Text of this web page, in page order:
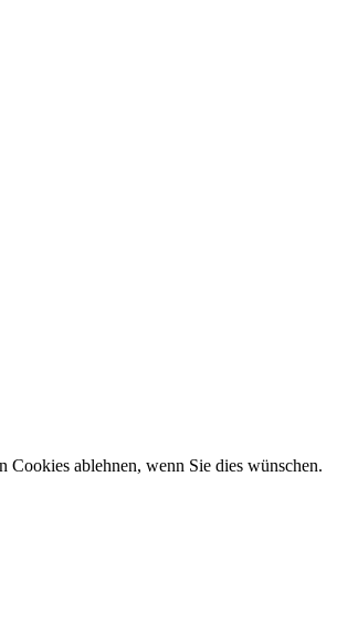
Cookies ablehnen, wenn Sie dies wünschen.